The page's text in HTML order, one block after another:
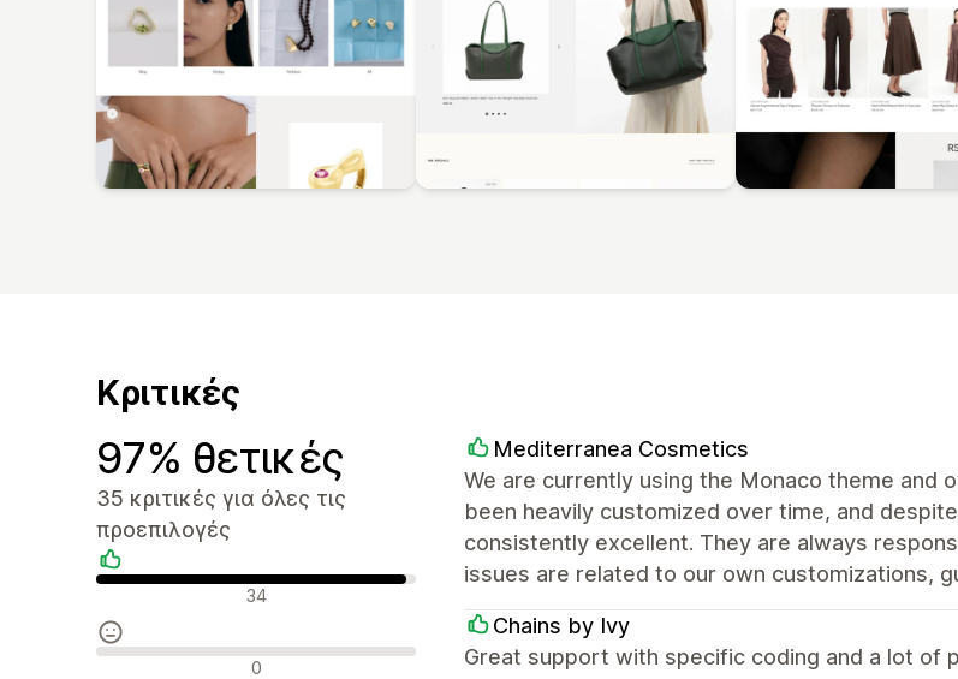
Κριτικές
97% θετικές
35 κριτικές για όλες τις
προεπιλογές
Θετικές κριτικές34
Ουδέτερες κριτικές
0
Mediterranea Cosmetics
We are currently using the Monaco theme and
been heavily customized over time, and
consistently excellent. They are always
issues are related to our own customizations,
Chains by Ivy
Great support with specific coding and a lot of